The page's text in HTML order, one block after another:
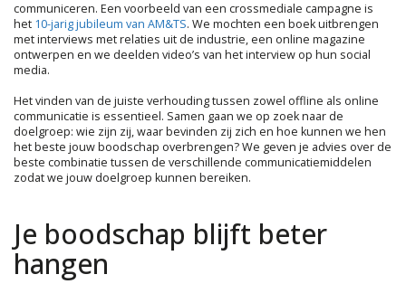
communiceren. Een voorbeeld van een crossmediale campagne is
het 10-jarig jubileum van AM&TS. We mochten een boek uitbrengen
met interviews met relaties uit de industrie, een online magazine
ontwerpen en we deelden video’s van het interview op hun social
media.
Het vinden van de juiste verhouding tussen zowel offline als online
communicatie is essentieel. Samen gaan we op zoek naar de
doelgroep: wie zijn zij, waar bevinden zij zich en hoe kunnen we hen
het beste jouw boodschap overbrengen? We geven je advies over de
beste combinatie tussen de verschillende communicatiemiddelen
zodat we jouw doelgroep kunnen bereiken.
Je boodschap blijft beter
hangen